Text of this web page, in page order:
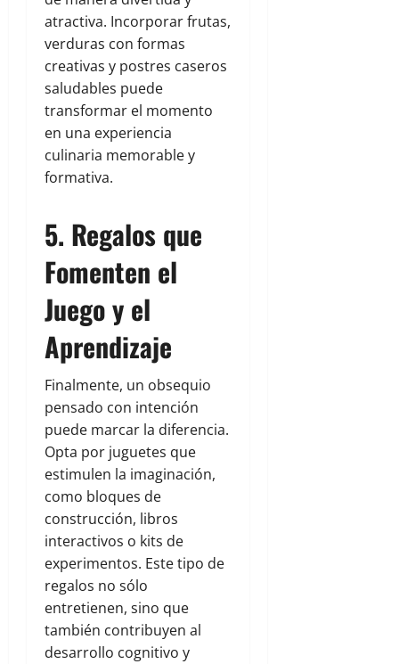
atractiva. Incorporar frutas,
verduras con formas
creativas y postres caseros
saludables puede
transformar el momento
en una experiencia
culinaria memorable y
formativa.
5. Regalos que
Fomenten el
Juego y el
Aprendizaje
Finalmente, un obsequio
pensado con intención
puede marcar la diferencia.
Opta por juguetes que
estimulen la imaginación,
como bloques de
construcción, libros
interactivos o kits de
experimentos. Este tipo de
regalos no sólo
entretienen, sino que
también contribuyen al
desarrollo cognitivo y